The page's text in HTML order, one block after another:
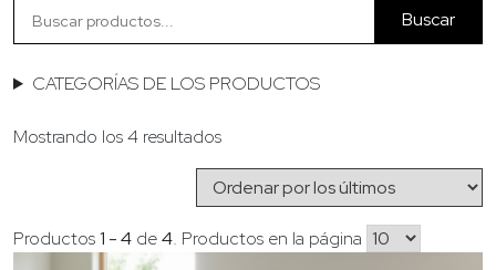
Mostrando los 4 resultadosOrdenado
los
Productos1 - 4 de4. Productos en la página
Buscar
CATEGORÍAS DE LOS PRODUCTOS